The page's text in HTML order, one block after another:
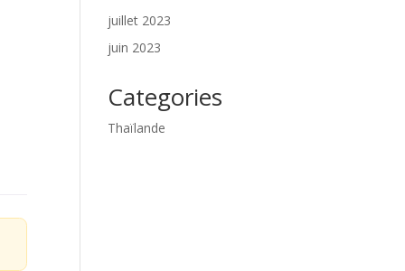
juillet 2023
juin 2023
Categories
Thaïlande